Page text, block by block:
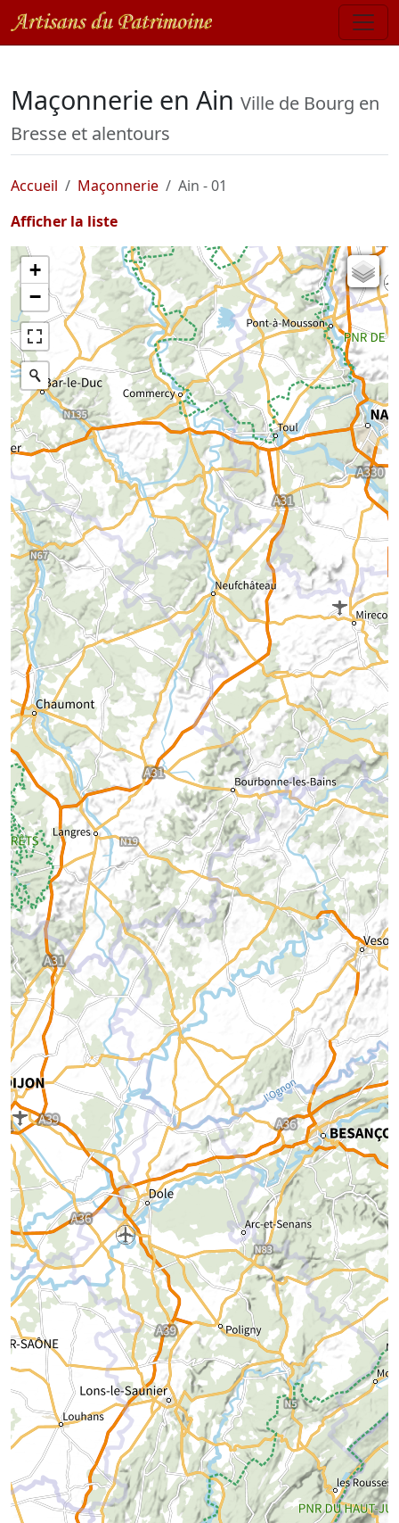
Maçonnerie en Ain Ville de Bourg en
Bresse et alentours
Accueil Maçonnerie
Ain - 01
Afficher la liste
+
−
Carte de l'état-major (1820-1866)
Parcellaire cadastral
Plan IGN
Photographies aériennes